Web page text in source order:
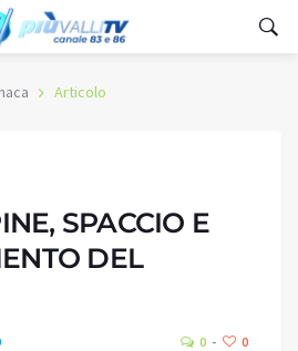
Articolo
SPACCIO E
DEL
0 0